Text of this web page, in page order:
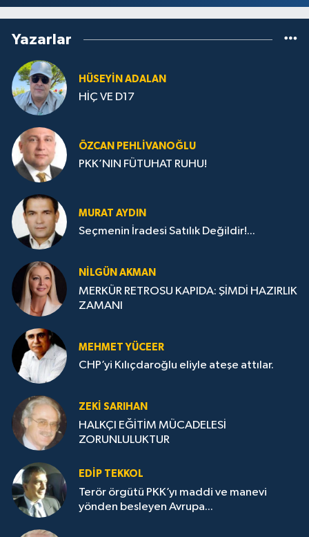
Yazarlar
HÜSEYIN ADALAN
HİÇ VE D17
ÖZCAN PEHLIVANOĞLU
PKK’NIN FÜTUHAT RUHU!
MURAT AYDIN
Seçmenin İradesi Satılık Değildir!...
NILGÜN AKMAN
MERKÜR RETROSU KAPIDA: ŞİMDİ HAZIRLIK
ZAMANI
MEHMET YÜCEER
CHP’yi Kılıçdaroğlu eliyle ateşe attılar.
ZEKI SARIHAN
HALKÇI EĞİTİM MÜCADELESİ
ZORUNLULUKTUR
EDIP TEKKOL
Terör örgütü PKK’yı maddi ve manevi
yönden besleyen Avrupa...